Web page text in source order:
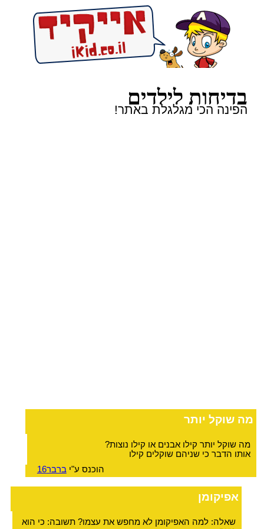
בדיחות לילדים
הפינה הכי מגלגלת באתר!
מה שוקל יותר
מה שוקל יותר קילו אבנים או קילו נוצות?
אותו הדבר כי שניהם שוקלים קילו
הוכנס ע"יברבר16
אפיקומן
שאלה: למה האפיקומן לא מחפש את עצמו? תשובה: כי הוא